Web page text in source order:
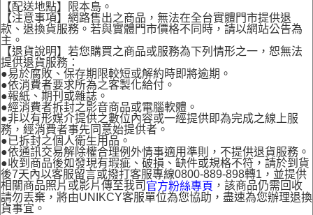
【配送地點】限本島。
【注意事項】網路售出之商品，無法在全台實體門市提供退
款、退換貨服務。若與實體門市價格不同時，請以網站公告為
主。
【退貨說明】若您購買之商品或服務為下列情形之一，恕無法
提供退貨服務：
●易於腐敗、保存期限較短或解約時即將逾期。
●依消費者要求所為之客製化給付。
●報紙、期刊或雜誌。
●經消費者拆封之影音商品或電腦軟體。
●非以有形媒介提供之數位內容或一經提供即為完成之線上服
務，經消費者事先同意始提供者。
●已拆封之個人衛生用品。
●依通訊交易解除權合理例外情事適用準則，不提供退貨服務。
●收到商品後如發現有瑕疵、破損、缺件或規格不符，請於到貨
後7天內以客服留言或撥打客服專線0800-889-898轉1，並提供
相關商品照片或影片傳至我司 官方粉絲專頁 ，該商品仍需回收
請勿丟棄，將由UNIKCY客服單位為您協助，盡速為您辦理退換
貨事宜。